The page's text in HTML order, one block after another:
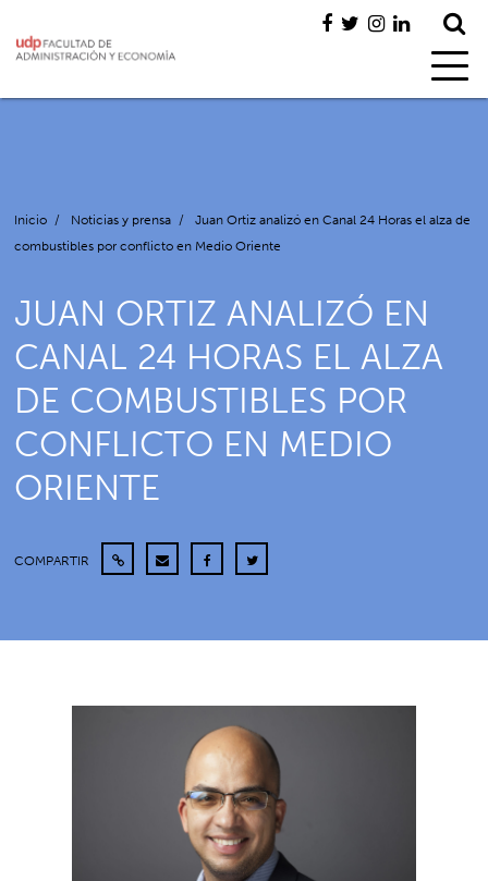
Inicio / Noticias y prensa /
Juan Ortiz analizó en Canal 24 Horas el alza de
combustibles por conflicto en Medio Oriente
JUAN ORTIZ ANALIZÓ EN
CANAL 24 HORAS EL ALZA
DE COMBUSTIBLES POR
CONFLICTO EN MEDIO
ORIENTE
COMPARTIR